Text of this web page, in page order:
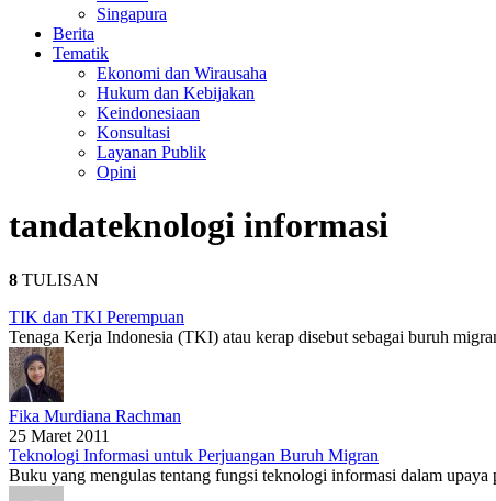
Singapura
Berita
Tematik
Ekonomi dan Wirausaha
Hukum dan Kebijakan
Keindonesiaan
Konsultasi
Layanan Publik
Opini
tandateknologi informasi
8 TULISAN
TIK dan TKI Perempuan
Tenaga Kerja Indonesia (TKI) atau kerap disebut sebagai buruh
Fika Murdiana Rachman
25 Maret 2011
Teknologi Informasi untuk Perjuangan Buruh Migran
Buku yang mengulas tentang fungsi teknologi informasi dalam